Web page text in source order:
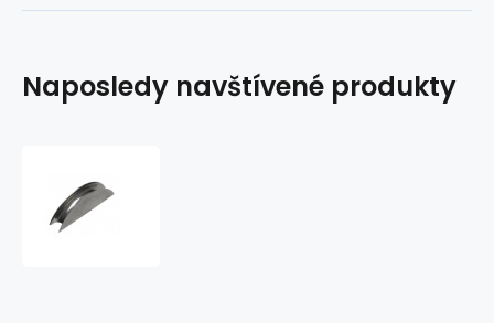
Naposledy navštívené produkty